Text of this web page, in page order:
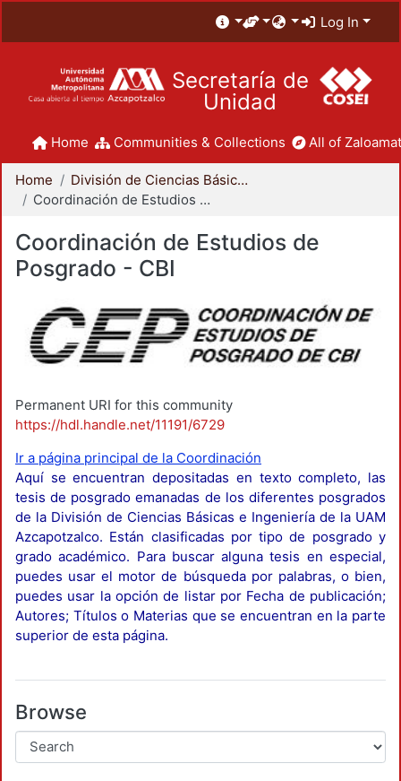
Log In
Secretaría de
Unidad
Home Communities & Collections All of
Home
División de Ciencias Básicas e Ingeniería
Coordinación de Estudios de Posgrado - CBI
Coordinación de Estudios de
Posgrado - CBI
Permanent URI for this community
https://hdl.handle.net/11191/6729
Ir a página principal de la Coordinación
Aquí se encuentran depositadas en texto completo, las
tesis de posgrado emanadas de los diferentes posgrados
de la División de Ciencias Básicas e Ingeniería de la UAM
Azcapotzalco. Están clasificadas por tipo de posgrado y
grado académico. Para buscar alguna tesis en especial,
puedes usar el motor de búsqueda por palabras, o bien,
puedes usar la opción de listar por Fecha de publicación;
Autores; Títulos o Materias que se encuentran en la parte
superior de esta página.
Browse